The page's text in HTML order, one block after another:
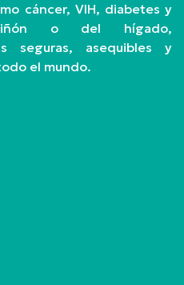
cáncer, VIH, diabetes y
o del hígado,
seguras, asequibles y
el mundo.